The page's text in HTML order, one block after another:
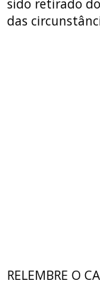
sido retirado
das
RELEMBRE O